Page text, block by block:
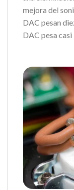
mejora del
DAC pesan
DAC pesa